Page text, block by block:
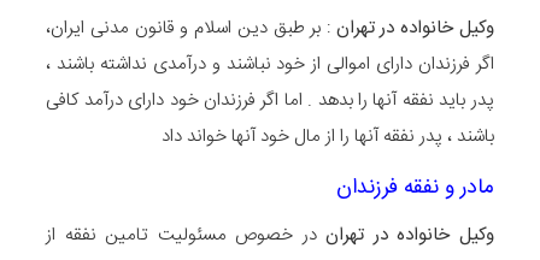
وکیل خانواده در تهران : بر طبق دین اسلام و قانون مدنی ایران،
اگر فرزندان دارای اموالی از خود نباشند و درآمدی نداشته باشند ،
پدر باید نفقه آنها را بدهد . اما اگر فرزندان خود دارای درآمد کافی
باشند ، پدر نفقه آنها را از مال خود آنها خواند داد
مادر و نفقه فرزندان
وکیل خانواده در تهراندر خصوص مسئولیت تامین نفقه از